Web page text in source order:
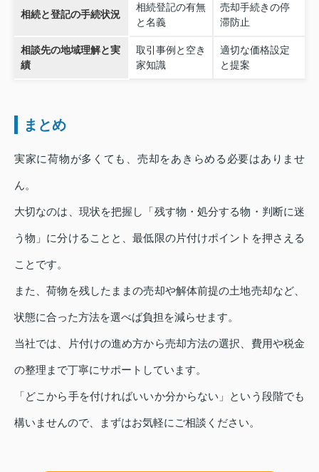
相続と登記の手続状況
相続登記の有無
と名義
売却手続きの停
滞防止
相談先の地域理解と実
績
取引事例と空き
家知識
適切な価格設定
と提案
まとめ
実家に荷物が多くても、売却をあきらめる必要はありませ
ん。
大切なのは、現状を把握し「残す物・処分する物・判断に迷
う物」に分けることと、最低限の片付けポイントを押さえる
ことです。
また、荷物を残したままの売却や解体前提の土地売却など、
状態に合った方法を選べば負担を減らせます。
当社では、片付けの進め方から売却方法の選択、費用や税金
の整理まで丁寧にサポートしています。
「どこから手を付ければいいか分からない」という段階でも
構いませんので、まずはお気軽にご相談ください。